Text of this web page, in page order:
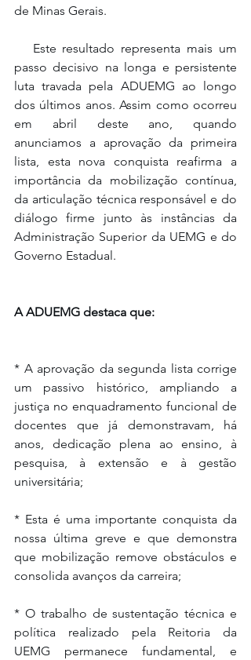
de Minas Gerais.
passo decisivo na longa e persistente
luta travada pela ADUEMG ao longo
dos últimos anos. Assim como ocorreu
em abril deste ano, quando
anunciamos a aprovação da primeira
lista, esta nova conquista reafirma a
importância da mobilização contínua,
da articulação técnica responsável e do
diálogo firme junto às instâncias da
Administração Superior da UEMG e do
Governo Estadual.
A ADUEMG destaca que:
* A aprovação da segunda lista corrige
um passivo histórico, ampliando a
justiça no enquadramento funcional de
docentes que já demonstravam, há
anos, dedicação plena ao ensino, à
pesquisa, à extensão e à gestão
universitária;
* Esta é uma importante conquista da
nossa última greve e que demonstra
que mobilização remove obstáculos e
consolida avanços da carreira;
* O trabalho de sustentação técnica e
política realizado pela Reitoria da
UEMG permanece fundamental, e